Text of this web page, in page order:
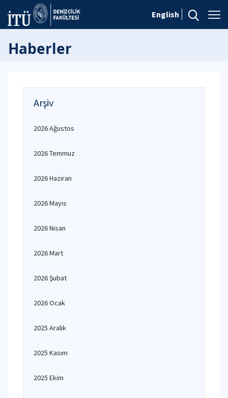
English
Haberler
Arşiv
2026 Ağustos
2026 Temmuz
2026 Haziran
2026 Mayıs
2026 Nisan
2026 Mart
2026 Şubat
2026 Ocak
2025 Aralık
2025 Kasım
2025 Ekim